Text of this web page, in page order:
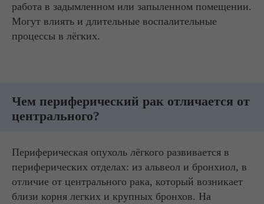
работа в задымленном или запыленном помещении.
Могут влиять и длительные воспалительные
процессы в лёгких.
Чем периферический рак отличается от
центрального?
Периферическая опухоль лёгкого развивается в
периферических отделах: из альвеол и бронхиол, в
отличие от центрального рака, который возникает
близи корня легких и крупных бронхов. На